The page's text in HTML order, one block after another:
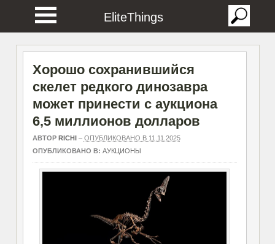
EliteThings
Хорошо сохранившийся
скелет редкого динозавра
может принести с аукциона
6,5 миллионов долларов
АВТОР RICHI– ОПУБЛИКОВАНО В 11.11.2025
ОПУБЛИКОВАНО В: АУКЦИОНЫ